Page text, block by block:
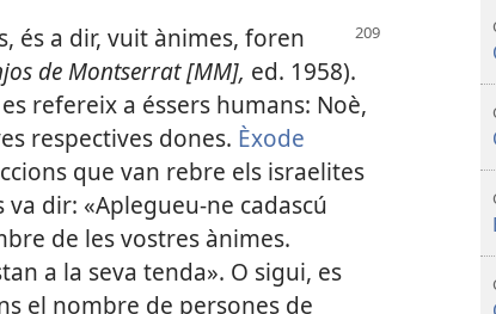
és a dir, vuit ànimes, foren
de Montserrat [MM], ed. 1958).
es refereix a éssers humans: Noè,
respectives dones. Èxode
que van rebre els israelites
va dir: «Aplegueu-ne cadascú
de les vostres ànimes.
a la seva tenda». O sigui, es
el nombre de persones de